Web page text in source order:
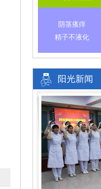
阴茎瘙痒
精子不液化
阳光新闻